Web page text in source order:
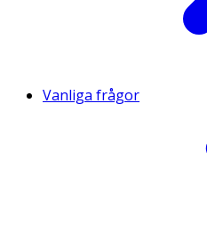
Vanliga frågor